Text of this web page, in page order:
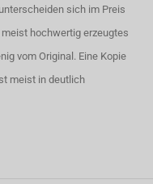
sich im Preis
hochwertig erzeugtes
vom Original. Eine Kopie
meist in deutlich